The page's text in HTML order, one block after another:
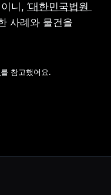
니, ‘대한민국법원
사례와 물건을
를 참고했어요.